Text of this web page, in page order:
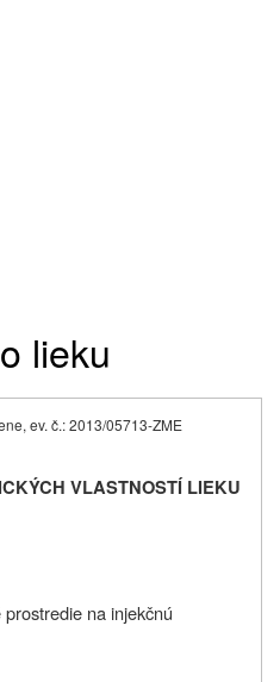
lieku
ev. č.: 2013/05713-ZME
VLASTNOSTÍ LIEKU
na injekčnú